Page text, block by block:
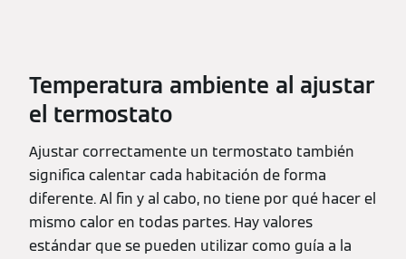
Temperatura ambiente al ajustar
el termostato
Ajustar correctamente un termostato también
significa calentar cada habitación de forma
diferente. Al fin y al cabo, no tiene por qué hacer el
mismo calor en todas partes. Hay valores
estándar que se pueden utilizar como guía a la